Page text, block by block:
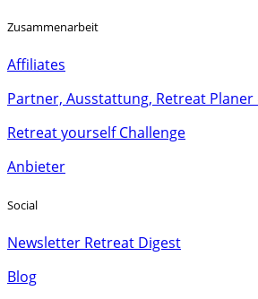
Zusammenarbeit
Affiliates
Partner, Ausstattung, Retreat
Retreat yourself Challenge
Anbieter
Social
Newsletter Retreat Digest
Blog